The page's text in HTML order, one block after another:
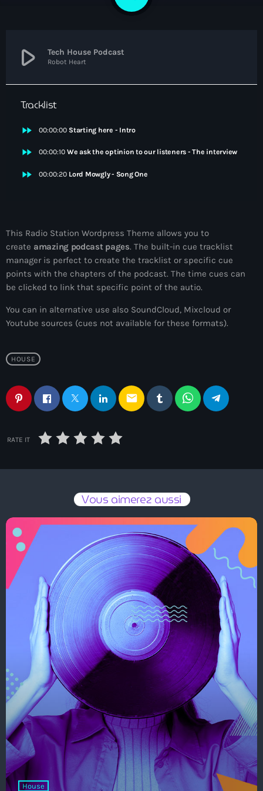
CONTACT
Now playing
NON STOP MUSIC
09:00 - 12:00
Electro Radio est désormais disponible
sur www.radio.fr !
ELECTRO radio est désormais
play_arrow Tech House Podcast
Robot Heart
Tracklist
fast_forward 00:00:00 Starting here - Intro
fast_forward 00:00:10 We ask the optinion to our listeners - The interview
fast_forward 00:00:20 Lord Mowgly - Song One
This Radio Station Wordpress Theme allows you to
create amazing podcast pages. The built-in cue tracklist
manager is perfect to create the tracklist or specific cue
points with the chapters of the podcast. The time cues can
be clicked to link that specific point of the autio.
You can in alternative use also SoundCloud, Mixcloud or
Youtube sources (cues not available for these formats).
HOUSE
email
RATE IT
Vous aimerez aussi
House